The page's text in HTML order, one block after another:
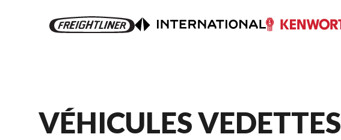
VÉHICULES VEDETTES